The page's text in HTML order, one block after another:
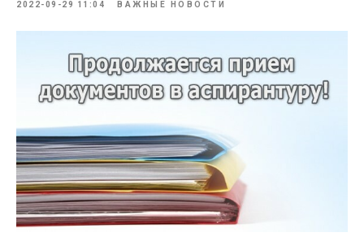
2022-09-29 11:04 ВАЖНЫЕ НОВОСТИ